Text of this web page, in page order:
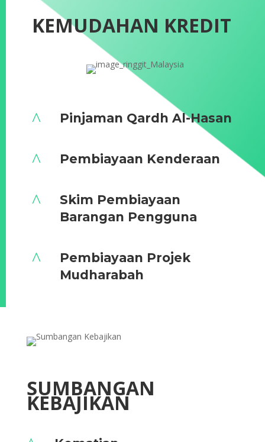
KEMUDAHAN KREDIT
^ Pinjaman Qardh Al-Hasan
^ Pembiayaan Kenderaan
^
Skim Pembiayaan
Barangan Pengguna
^
Pembiayaan Projek
Mudharabah
SUMBANGAN
KEBAJIKAN